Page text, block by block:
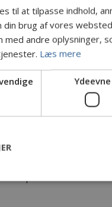
18 på adressen)
18 på adressen)
til at tilpasse indhold,
din brug af vores
med andre oplysninger,
Læs mere
Ydeevne